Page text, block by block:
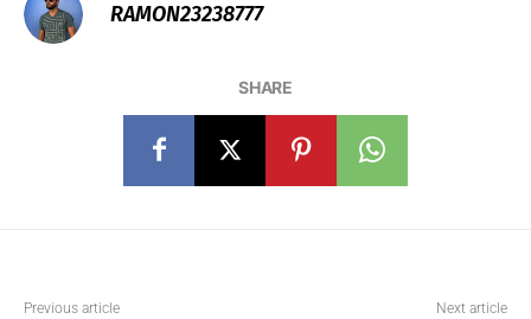
RAMON23238777
SHARE
Previous article
Next article